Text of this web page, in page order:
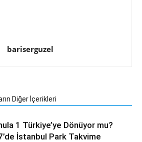
bariserguzel
Diğer İçerikleri
1 Türkiye’ye Dönüyor mu?
İstanbul Park Takvime